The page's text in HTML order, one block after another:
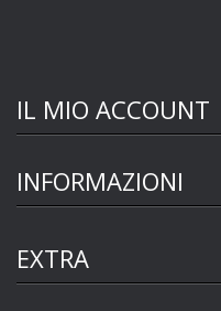
IL MIO ACCOUNT
INFORMAZIONI
EXTRA